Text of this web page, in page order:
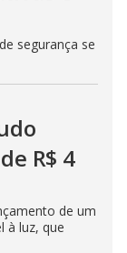
segurança se
R$ 4
de um
à luz, que